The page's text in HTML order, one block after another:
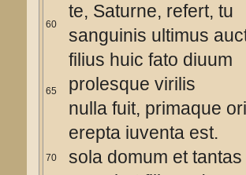
60
65
70
te, Saturne, refert, tu
sanguinis ultimus
filius huic fato diuum
prolesque virilis
nulla fuit, primaque
erepta iuventa est.
sola domum et tantas